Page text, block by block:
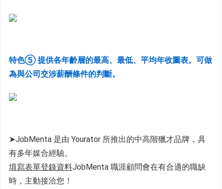
特色⑤ 提供各年齡層的最高、最低、平均年收圖表。可做
為與公司交涉薪酬條件的判斷。
➤JobMenta 是由 Yourator 所推出的中高階獵才品牌，具
有多年媒合經驗。
填寫表單登錄資料JobMenta 職涯顧問會在有合適的職缺
時，主動接洽您！